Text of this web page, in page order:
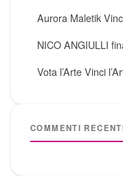
Aurora Maletik
NICO ANGIULLI
Vota l’Arte Vinci
COMMENTI